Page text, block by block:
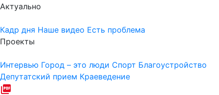
Актуально
Кадр дня Наше видео Есть проблема
Проекты
Интервью Город – это люди Спорт Благоустройство
Депутатский прием Краеведение